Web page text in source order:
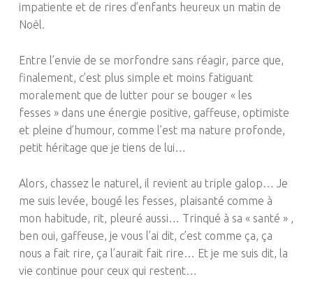
impatiente et de rires d’enfants heureux un matin de
Noël.
Entre l’envie de se morfondre sans réagir, parce que,
finalement, c’est plus simple et moins fatiguant
moralement que de lutter pour se bouger « les
fesses » dans une énergie positive, gaffeuse, optimiste
et pleine d’humour, comme l’est ma nature profonde,
petithéritage que je tiens de lui…
Alors, chassez le naturel, il revient au triple galop… Je
me suis levée, bougé les fesses, plaisanté comme à
mon habitude, rit, pleuré aussi… Trinqué à sa « santé » ,
ben oui, gaffeuse, je vous l’ai dit, c’est comme ça, ça
nous a fait rire, ça l’aurait fait rire… Et je me suis dit, la
vie continue pour ceux qui restent…